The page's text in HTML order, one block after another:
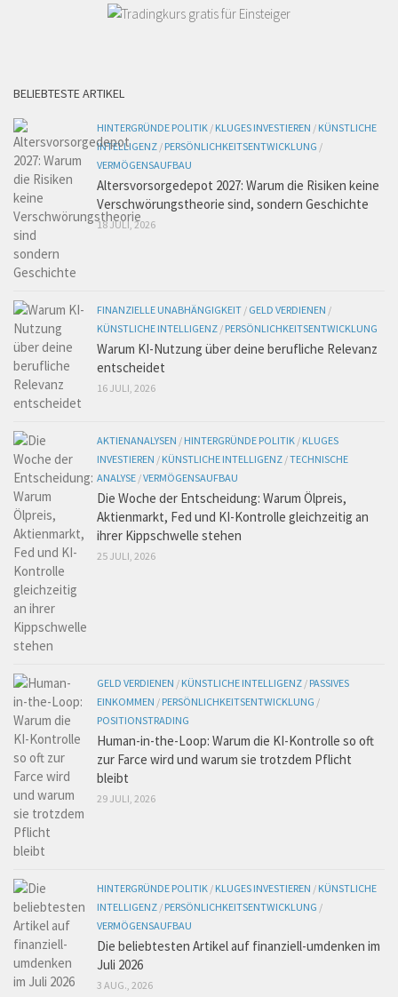
BELIEBTESTE ARTIKEL
HINTERGRÜNDE POLITIK / KLUGES INVESTIEREN / KÜNSTLICHE
INTELLIGENZ / PERSÖNLICHKEITSENTWICKLUNG /
VERMÖGENSAUFBAU
Altersvorsorgedepot 2027: Warum die Risiken keine
Verschwörungstheorie sind, sondern Geschichte
18 JULI, 2026
FINANZIELLE UNABHÄNGIGKEIT / GELD VERDIENEN /
KÜNSTLICHE INTELLIGENZ / PERSÖNLICHKEITSENTWICKLUNG
Warum KI-Nutzung über deine berufliche Relevanz
entscheidet
16 JULI, 2026
AKTIENANALYSEN / HINTERGRÜNDE POLITIK / KLUGES
INVESTIEREN / KÜNSTLICHE INTELLIGENZ /TECHNISCHE
ANALYSE /VERMÖGENSAUFBAU
Die Woche der Entscheidung: Warum Ölpreis,
Aktienmarkt, Fed und KI-Kontrolle gleichzeitig an
ihrer Kippschwelle stehen
25 JULI, 2026
GELD VERDIENEN / KÜNSTLICHE INTELLIGENZ / PASSIVES
EINKOMMEN / PERSÖNLICHKEITSENTWICKLUNG /
POSITIONSTRADING
Human-in-the-Loop: Warum die KI-Kontrolle so oft
zur Farce wird und warum sie trotzdem Pflicht
bleibt
29 JULI, 2026
HINTERGRÜNDE POLITIK / KLUGES INVESTIEREN / KÜNSTLICHE
INTELLIGENZ / PERSÖNLICHKEITSENTWICKLUNG /
VERMÖGENSAUFBAU
Die beliebtesten Artikel auf finanziell-umdenken im
Juli 2026
3 AUG., 2026